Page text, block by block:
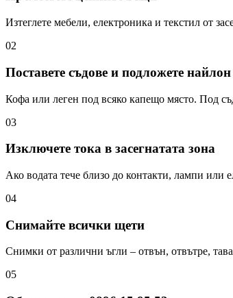
Изтеглете мебели, електроника и текстил от
02
Поставете съдове и подложете найлон
Кофа или леген под всяко капещо място. Под
03
Изключете тока в засегнатата зона
Ако водата тече близо до контакти, лампи или
04
Снимайте всички щети
Снимки от различни ъгли – отвън, отвътре,
05